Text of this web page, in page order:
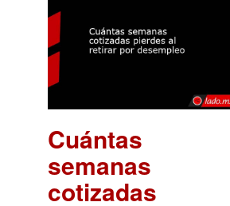
Cuántas
semanas
cotizadas